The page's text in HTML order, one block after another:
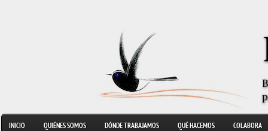
INICIO QUIÉNES SOMOS DÓNDE TRABAJAMOS QUÉ HACEMOS COLABORA